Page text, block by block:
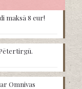
maksā 8 eur!
Omnivas